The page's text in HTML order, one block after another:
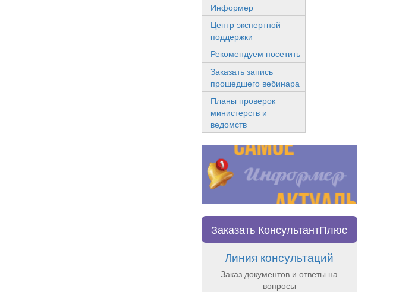
Информер
Центр экспертной
поддержки
Рекомендуем посетить
Заказать запись
прошедшего вебинара
Планы проверок
министерств и
ведомств
Заказать КонсультантПлюс
Линия консультаций
Заказ документов и ответы на
вопросы